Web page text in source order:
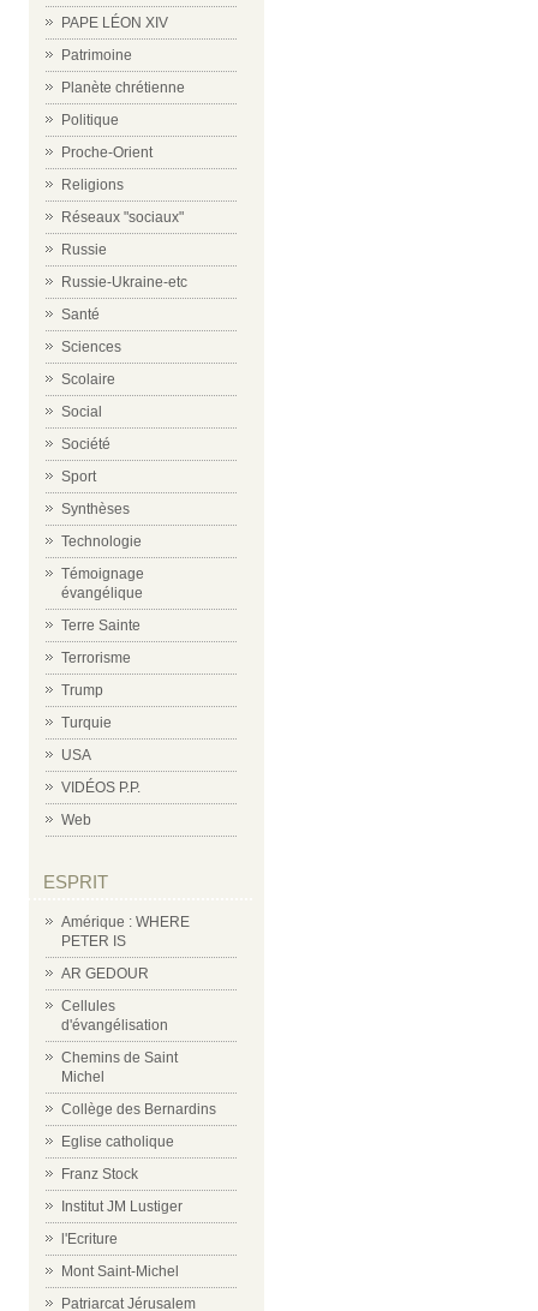
PAPE LÉON XIV
Patrimoine
Planète chrétienne
Politique
Proche-Orient
Religions
Réseaux "sociaux"
Russie
Russie-Ukraine-etc
Santé
Sciences
Scolaire
Social
Société
Sport
Synthèses
Technologie
Témoignage
évangélique
Terre Sainte
Terrorisme
Trump
Turquie
USA
VIDÉOS P.P.
Web
ESPRIT
Amérique : WHERE
PETER IS
AR GEDOUR
Cellules
d'évangélisation
Chemins de Saint
Michel
Collège des Bernardins
Eglise catholique
Franz Stock
Institut JM Lustiger
l'Ecriture
Mont Saint-Michel
Patriarcat Jérusalem